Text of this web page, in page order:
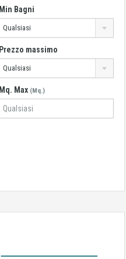
Min Bagni
Qualsiasi
Prezzo massimo
Qualsiasi
Mq. Max (Mq.)